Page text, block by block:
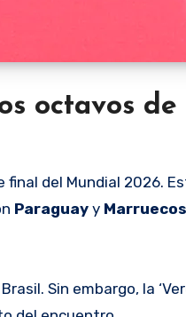
octavos
del Mundial 2026.
Paraguay y Marruecos
Sin embargo, la